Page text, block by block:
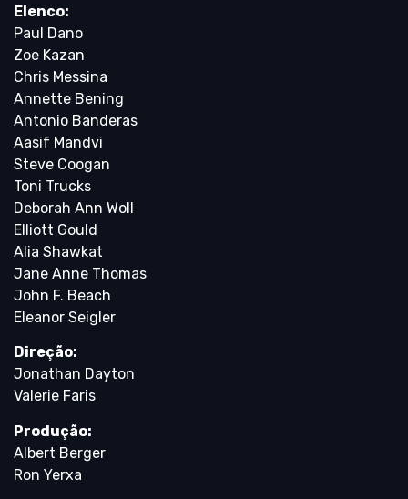
Elenco:
Paul Dano
Zoe Kazan
Chris Messina
Annette Bening
Antonio Banderas
Aasif Mandvi
Steve Coogan
Toni Trucks
Deborah Ann Woll
Elliott Gould
Alia Shawkat
Jane Anne Thomas
John F. Beach
Eleanor Seigler
Direção:
Jonathan Dayton
Valerie Faris
Produção:
Albert Berger
Ron Yerxa